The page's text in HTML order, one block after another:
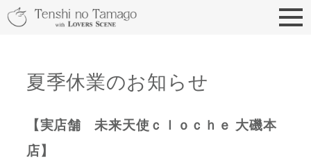
天使の卵 With LOVERS
夏季休業のお知らせ
【実店舗 未来天使ｃｌｏｃｈｅ 大磯本
店】